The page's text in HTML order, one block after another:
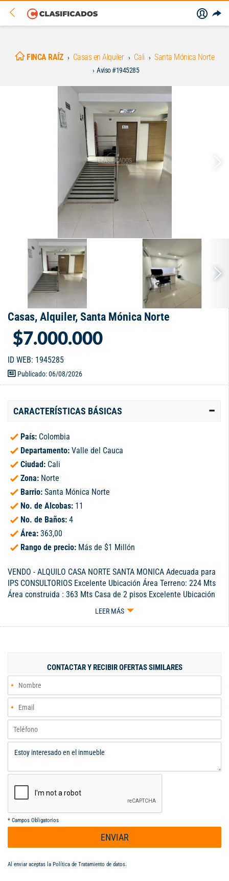
FINCA RAÍZ Casas en Alquiler Cali Santa Mónica Norte
Aviso #1945285
Casas, Alquiler, Santa Mónica Norte
$7.000.000
ID WEB: 1945285
Publicado: 06/08/2026
CARACTERÍSTICAS BÁSICAS
País: Colombia
Departamento: Valle del Cauca
Ciudad: Cali
Zona: Norte
Barrio: Santa Mónica Norte
No. de Alcobas: 11
No. de Baños: 4
Área: 363,00
Rango de precio: Más de $1 Millón
VENDO - ALQUILO CASA NORTE SANTA MONICA Adecuada para
IPS CONSULTORIOS Excelente Ubicación Área Terreno: 224 Mts
Área construida : 363 Mts Casa de 2 pisos Excelente Ubicación
Especial para oficina, clínica o hogar geriátrico 11 consultorios
7.000.000 Venta. $ 880.000.000
LEER MÁS
CONTACTAR Y RECIBIR OFERTAS SIMILARES
* Campos Obligatorios
ENVIAR
Al enviar aceptas la Política de Tratamiento de datos.